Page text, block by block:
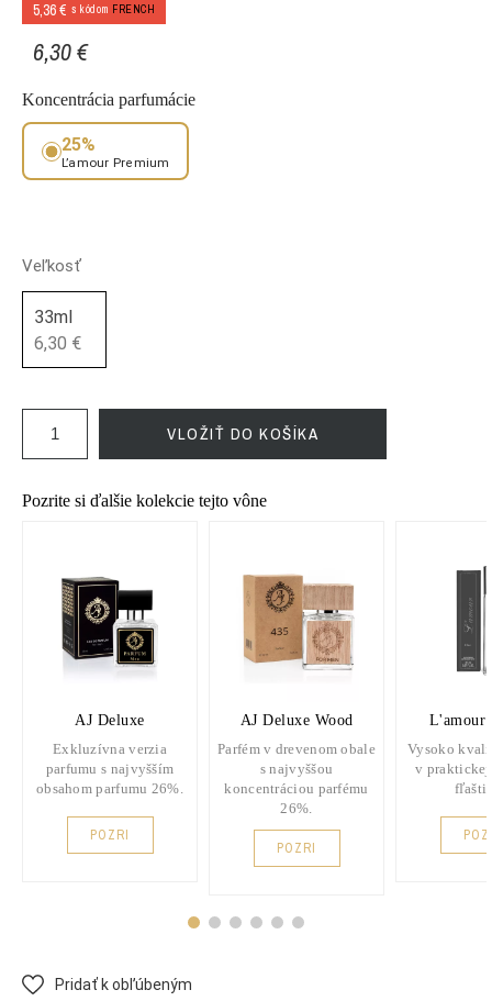
5,36 € s kódom FRENCH
6,30 €
Koncentrácia parfumácie
25%
L’amour Premium
Veľkosť
33ml
6,30 €
VLOŽIŤ DO KOŠÍKA
Pozrite si ďalšie kolekcie tejto vône
AJ Deluxe
Exkluzívna verzia
parfumu s najvyšším
obsahom parfumu 26%.
POZRI
AJ Deluxe Wood
Parfém v drevenom obale
s najvyššou
koncentráciou parfému
26%.
POZRI
L'amour
Vysoko
v
Pridať k obľúbeným